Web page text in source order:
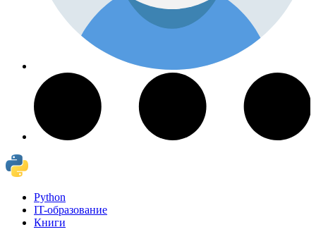
Python
IT-образование
Книги